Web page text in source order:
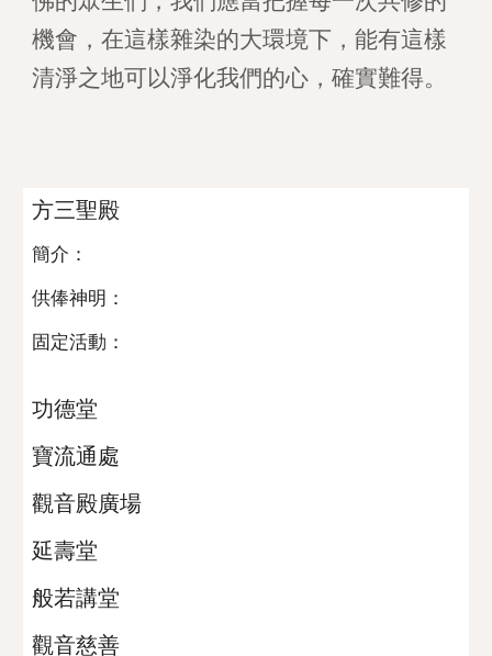
機會，在這樣雜染的大環境下，能有這樣
清淨之地可以淨化我們的心，確實難得。
方三聖殿
簡介：
供俸神明：
固定活動：
功德堂
寶流通處
觀音殿廣場
延壽堂
般若講堂
觀音慈善